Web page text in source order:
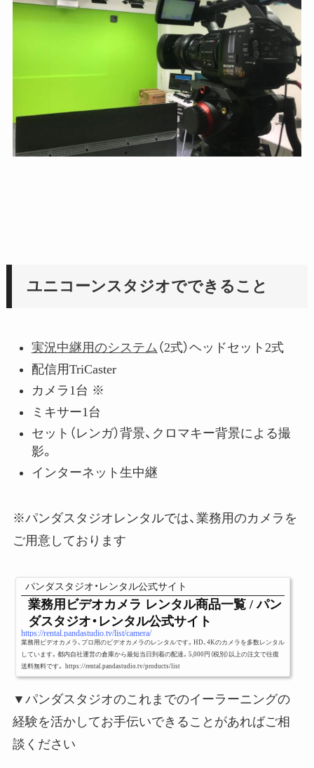
ユニコーンスタジオでできること
実況中継用のシステム （2式）ヘッドセット2式
配信用TriCaster
カメラ1台 ※
ミキサー1台
セット（レンガ）背景、クロマキー背景による撮
影。
インターネット生中継
※パンダスタジオレンタルでは、業務用のカメラを
ご用意しております
パンダスタジオ・レンタル公式サイト
業務用ビデオカメラ レンタル商品一覧 / パン
ダスタジオ・レンタル公式サイト
https://rental.pandastudio.tv/list/camera/
業務用ビデオカメラ、プロ用のビデオカメラのレンタルです。HD、4Kのカメラを多数レンタル
しています。都内自社運営の倉庫から最短当日到着の配達。5,000円（税別）以上の注文で往復
送料無料です。 https://rental.pandastudio.tv/products/list
▼パンダスタジオのこれまでのイーラーニングの
経験を活かしてお手伝いできることがあればご相
談ください